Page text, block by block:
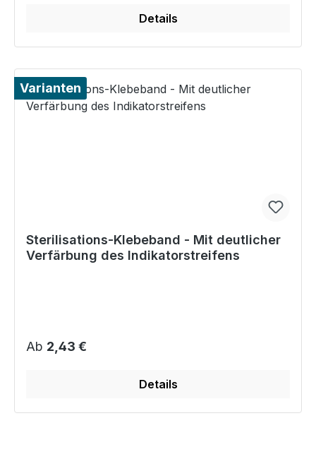
Details
Varianten
Sterilisations-Klebeband - Mit deutlicher
Verfärbung des Indikatorstreifens
Regulärer Preis:
Ab 2,43 €
Details